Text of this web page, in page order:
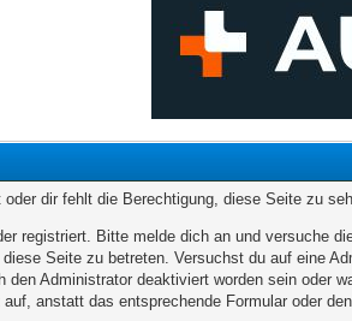
dir fehlt die Berechtigung, diese Seite zu
registriert. Bitte melde dich an und versuche
Seite zu betreten. Versuchst du auf eine
den Administrator deaktiviert worden sein oder
anstatt das entsprechende Formular oder